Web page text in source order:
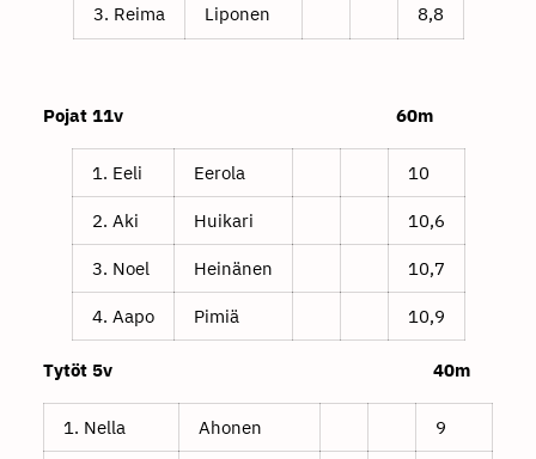
3. Reima Liponen 8,8
Pojat 11v 60m
1. Eeli Eerola 10
2. Aki Huikari 10,6
3. Noel Heinänen 10,7
4. Aapo Pimiä 10,9
Tytöt 5v 40m
1. Nella Ahonen 9